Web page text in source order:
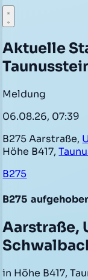
Aktuelle
Meldung
06.08.26, 07:39
B275 Aarstraße,
Höhe B417,
B275
B275
Aarstraße,
in Höhe B417,